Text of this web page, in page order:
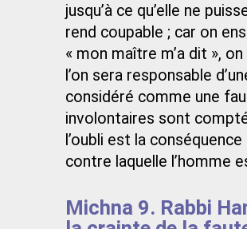
jusqu’à ce qu’elle ne
rend coupable ; car on
« mon maître m’a dit »,
l’on sera responsable
considéré comme une
involontaires sont
l’oubli est la
contre laquelle l’homme
Michna 9. Rabbi